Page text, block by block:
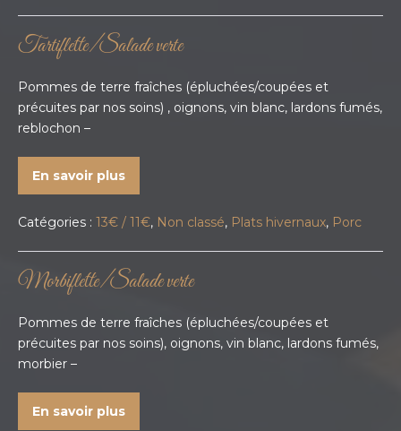
Tartiflette/Salade verte
Pommes de terre fraîches (épluchées/coupées et
précuites par nos soins) , oignons, vin blanc, lardons fumés,
reblochon –
En savoir plus
Catégories : 13€ / 11€, Non classé, Plats hivernaux, Porc
Morbiflette/Salade verte
Pommes de terre fraîches (épluchées/coupées et
précuites par nos soins), oignons, vin blanc, lardons fumés,
morbier –
En savoir plus